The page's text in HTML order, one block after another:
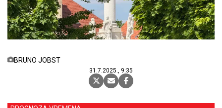
BRUNO JOBST
31.7.2025., 9:35